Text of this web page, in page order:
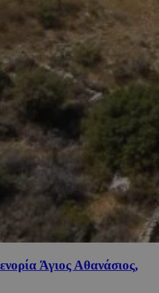
Άγιος Αθανάσιος,